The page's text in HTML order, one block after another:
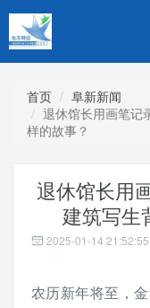
首页
阜新新闻
退休馆长用画笔记
样的故事？
退休馆长用
建筑写生
2025-01-14 21:52:55
农历新年将至，